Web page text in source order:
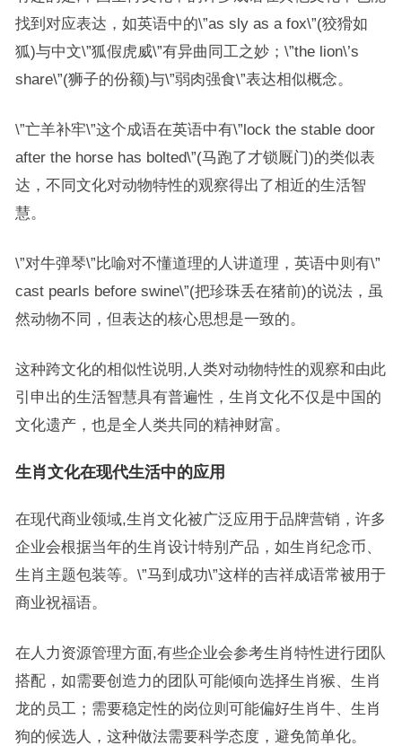
找到对应表达，如英语中的\”as sly as a fox\”(狡猾如
狐)与中文\”狐假虎威\”有异曲同工之妙；\”the lion\’s
share\”(狮子的份额)与\”弱肉强食\”表达相似概念。
\”亡羊补牢\”这个成语在英语中有\”lock the stable door
after the horse has bolted\”(马跑了才锁厩门)的类似表
达，不同文化对动物特性的观察得出了相近的生活智
慧。
\”对牛弹琴\”比喻对不懂道理的人讲道理，英语中则有\”
cast pearls before swine\”(把珍珠丢在猪前)的说法，虽
然动物不同，但表达的核心思想是一致的。
这种跨文化的相似性说明,人类对动物特性的观察和由此
引申出的生活智慧具有普遍性，生肖文化不仅是中国的
文化遗产，也是全人类共同的精神财富。
生肖文化在现代生活中的应用
在现代商业领域,生肖文化被广泛应用于品牌营销，许多
企业会根据当年的生肖设计特别产品，如生肖纪念币、
生肖主题包装等。\”马到成功\”这样的吉祥成语常被用于
商业祝福语。
在人力资源管理方面,有些企业会参考生肖特性进行团队
搭配，如需要创造力的团队可能倾向选择生肖猴、生肖
龙的员工；需要稳定性的岗位则可能偏好生肖牛、生肖
狗的候选人，这种做法需要科学态度，避免简单化。